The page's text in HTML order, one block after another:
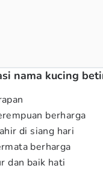
nama kucing
berharga
di siang hari
berharga
dan baik hati